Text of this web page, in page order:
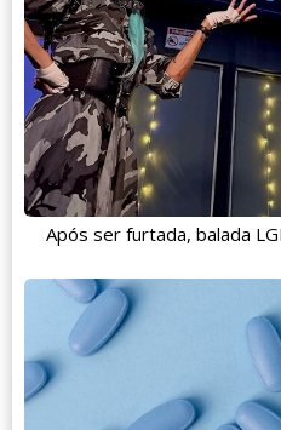
Após ser furtada, balada